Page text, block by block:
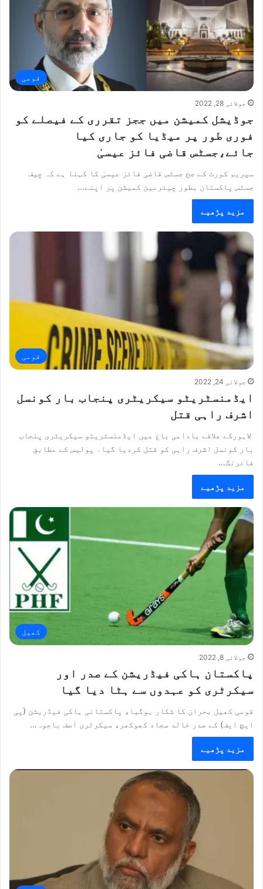
قومی
جولائی 28, 2022
جوڈیشل کمیشن میں ججز تقرری کے فیصلے کو
فوری طور پر میڈیا کو جاری کیا
جائے،جسٹس قاضی فائز عیسیٰ
سپریم کورٹ کے جج جسٹس قاضی فائز عیسیٰ کا کہنا ہے کہ چیف
جسٹس پاکستان بطور چیئرمین کمیشن پر اپنے…
مزید پڑھیے
قومی
جولائی 24, 2022
ایڈمنسٹریٹو سیکریٹری پنجاب بار کونسل
اشرف راہی قتل
لاہورکے علاقے بادامی باغ میں ایڈمنسٹریٹو سیکریٹری پنجاب
بار کونسل اشرف راہی کو قتل کردیا گیا۔ پولیس کے مطابق
فائرنگ…
مزید پڑھیے
کھیل
جولائی 8, 2022
پاکستان ہاکی فیڈریشن کے صدر اور
سیکرٹری کو عہدوں سے ہٹا دیا گیا
قومی کھیل بحران کا شکار ہوگیا، پاکستانی ہاکی فیڈریشن (پی
ایچ ایف) کے صدر خالد سجاد کھوکھر، سیکرٹری آصف باجوہ…
مزید پڑھیے